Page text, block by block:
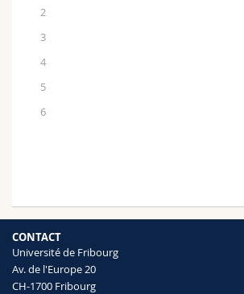
2
3
4
5
6
CONTACT
Université de Fribourg
Av. de l'Europe 20
CH-1700 Fribourg